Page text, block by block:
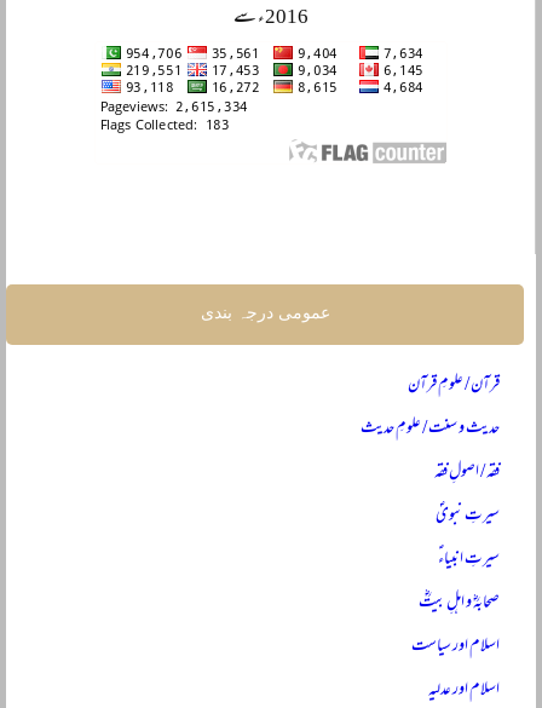
2016ء سے
عمومی درجہ بندی
قرآن / علومِ قرآن
حدیث و سنت / علومِ حدیث
فقہ / اصولِ فقہ
سیرتِ نبویؐ
سیرتِ انبیاءؑ
صحابہؓ و اہلِ بیتؓ
اسلام اور سیاست
اسلام اور عدلیہ